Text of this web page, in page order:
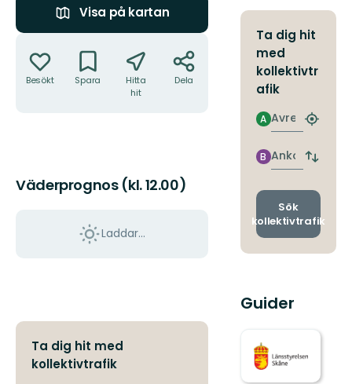
Visa på kartan
Besökt Spara
Hitta
hit
Dela
Väderprognos (kl. 12.00)
Laddar...
Ta dig hit med
kollektivtrafik
Ta dig hit
med
kollektivtr
afik
Avresa
A
Hitta
Ankomst
B
Byt
och
Sök
kollektivtrafik
Guider